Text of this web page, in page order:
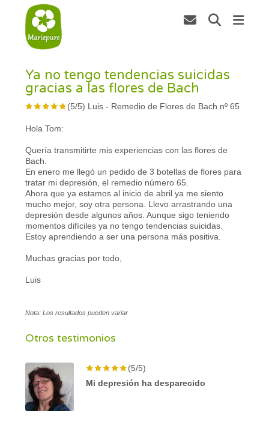
Ya no tengo tendencias suicidas
gracias a las flores de Bach
(5/5) Luis - Remedio de Flores de Bach nº 65
Hola Tom:
Quería transmitirte mis experiencias con las flores de
Bach.
En enero me llegó un pedido de 3 botellas de flores para
tratar mi depresión, el remedio número 65.
Ahora que ya estamos al inicio de abril ya me siento
mucho mejor, soy otra persona. Llevo arrastrando una
depresión desde algunos años. Aunque sigo teniendo
momentos difíciles ya no tengo tendencias suicidas.
Estoy aprendiendo a ser una persona más positiva.
Muchas gracias por todo,
Luis
Nota: Los resultados pueden variar
Otros testimonios
(5/5)
Mi depresión ha desparecido